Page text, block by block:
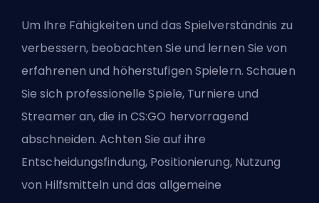
Um Ihre Fähigkeiten und das Spielverständnis zu
verbessern, beobachten Sie und lernen Sie von
erfahrenen und höherstufigen Spielern. Schauen
Sie sich professionelle Spiele, Turniere und
Streamer an, die in CS:GO hervorragend
abschneiden. Achten Sie auf ihre
Entscheidungsfindung, Positionierung, Nutzung
von Hilfsmitteln und das allgemeine